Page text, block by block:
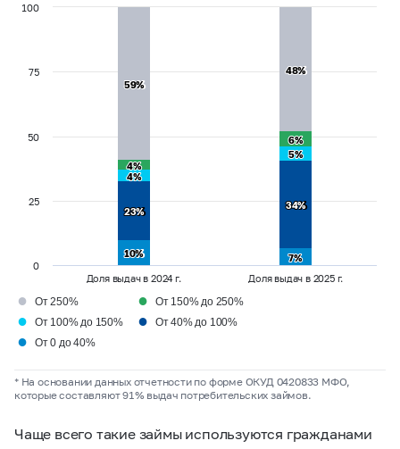
59%
59%
48%
48%
4%
4%
6%
6%
4%
4%
5%
5%
23%
23%
34%
34%
10%
10% 7%
7%
Доля выдач в 2024 г.
Доля выдач в 2025 г.
0
25
50
75
100
● От 250% ● От 150% до 250%
● От 100% до 150% ● От 40% до 100%
● От 0 до 40%
* На основании данных отчетности по форме ОКУД 0420833 МФО,
которые составляют 91% выдач потребительских займов.
Чаще всего такие займы используются гражданами